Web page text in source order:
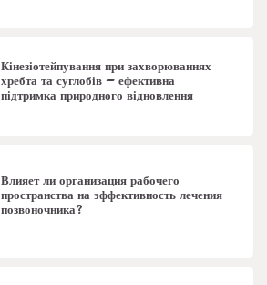
Кінезіотейпування при захворюваннях
хребта та суглобів – ефективна
підтримка природного відновлення
Влияет ли организация рабочего
пространства на эффективность лечения
позвоночника?